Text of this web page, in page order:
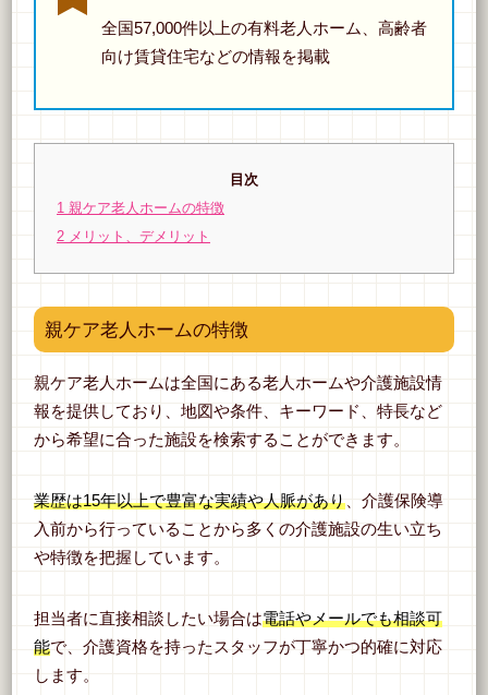
全国57,000件以上の有料老人ホーム、高齢者
向け賃貸住宅などの情報を掲載
目次
1 親ケア老人ホームの特徴
2 メリット、デメリット
親ケア老人ホームの特徴
親ケア老人ホームは全国にある老人ホームや介護施設情
報を提供しており、地図や条件、キーワード、特長など
から希望に合った施設を検索することができます。
業歴は15年以上で豊富な実績や人脈があり 、介護保険導
入前から行っていることから多くの介護施設の生い立ち
や特徴を把握しています。
担当者に直接相談したい場合は電話やメールでも相談可
能で、介護資格を持ったスタッフが丁寧かつ的確に対応
します。